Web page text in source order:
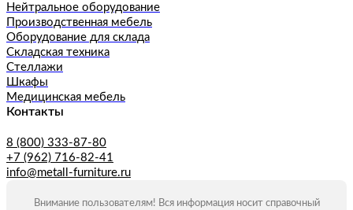
Нейтральное оборудование
Производственная мебель
Оборудование для склада
Складская техника
Стеллажи
Шкафы
Медицинская мебель
Контакты
8 (800) 333-87-80
+7 (962) 716-82-41
info@metall-furniture.ru
Внимание пользователям! Вся информация носит справочный